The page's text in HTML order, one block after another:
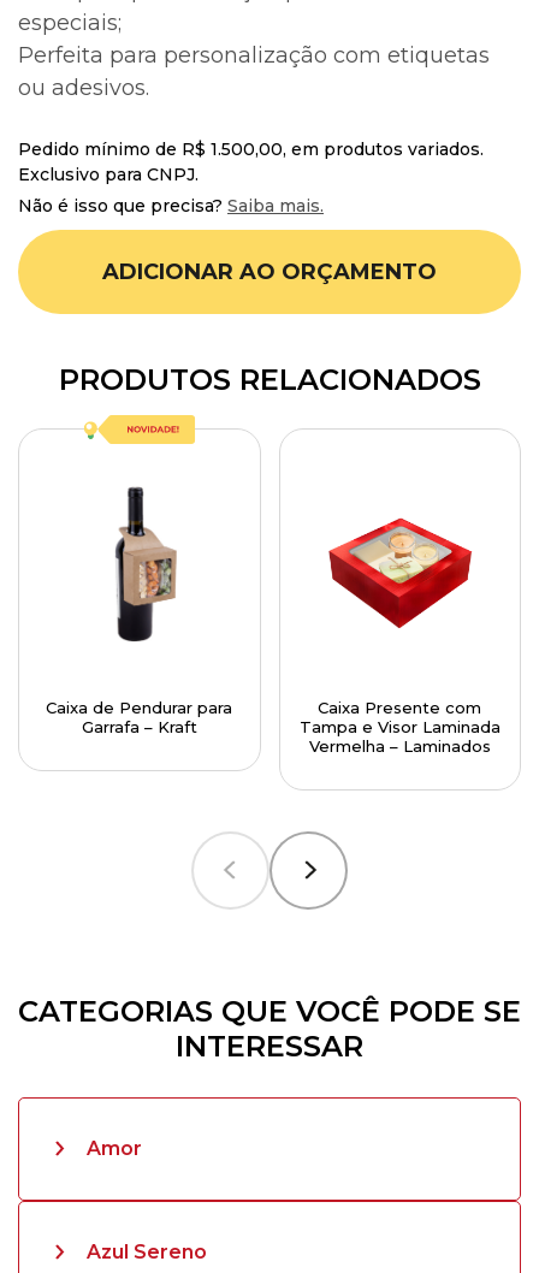
especiais;
Perfeita para personalização com etiquetas
ou adesivos.
Pedido mínimo de R$ 1.500,00, em produtos variados.
Exclusivo para CNPJ.
Não é isso que precisa? Saiba mais.
ADICIONAR AO ORÇAMENTO
PRODUTOS RELACIONADOS
Caixa de Pendurar para
Garrafa – Kraft
Caixa Presente com
Tampa e Visor Laminada
Vermelha – Laminados
CATEGORIAS QUE VOCÊ PODE SE
INTERESSAR
Amor
Azul Sereno